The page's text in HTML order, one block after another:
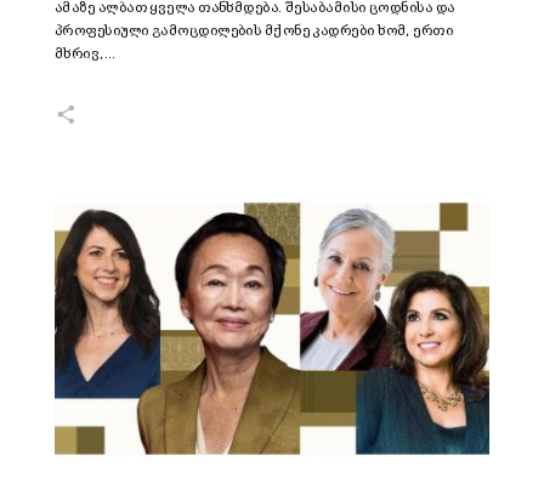
ამაზე ალბათ ყველა თანხმდება. შესაბამისი ცოდნისა და
პროფესიული გამოცდილების მქონე კადრები ხომ, ერთი
მხრივ,…